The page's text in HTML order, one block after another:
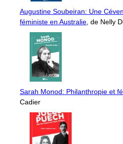
Augustine Soubeiran: Une
féministe en Australie , de Nelly
Sarah Monod: Philanthropie et
Cadier